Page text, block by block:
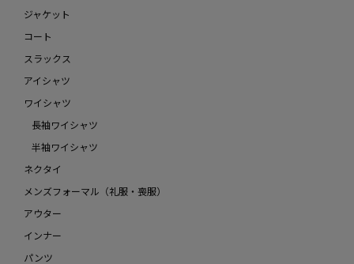
ジャケット
コート
スラックス
アイシャツ
ワイシャツ
長袖ワイシャツ
半袖ワイシャツ
ネクタイ
メンズフォーマル（礼服・喪服）
アウター
インナー
パンツ